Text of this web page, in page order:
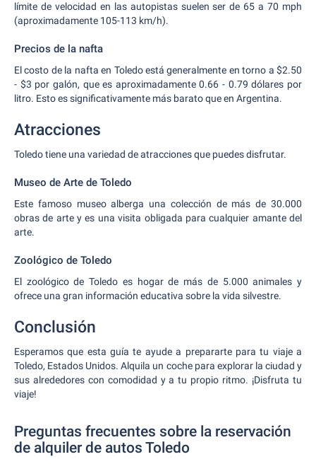
límite de velocidad en las autopistas suelen ser de 65 a 70 mph
(aproximadamente 105-113 km/h).
Precios de la nafta
El costo de la nafta en Toledo está generalmente en torno a $2.50
- $3 por galón, que es aproximadamente 0.66 - 0.79 dólares por
litro. Esto es significativamente más barato que en Argentina.
Atracciones
Toledo tiene una variedad de atracciones que puedes disfrutar.
Museo de Arte de Toledo
Este famoso museo alberga una colección de más de 30.000
obras de arte y es una visita obligada para cualquier amante del
arte.
Zoológico de Toledo
El zoológico de Toledo es hogar de más de 5.000 animales y
ofrece una gran información educativa sobre la vida silvestre.
Conclusión
Esperamos que esta guía te ayude a prepararte para tu viaje a
Toledo, Estados Unidos. Alquila un coche para explorar la ciudad y
sus alrededores con comodidad y a tu propio ritmo. ¡Disfruta tu
viaje!
Preguntas frecuentes sobre la reservación
de alquiler de autos Toledo